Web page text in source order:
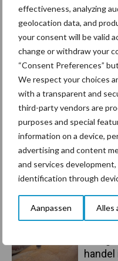
effectiveness, analyzing
geolocation data, and
your consent will be valid
change or withdraw your
“Consent Preferences”
We respect your choices
with a transparent and
third-party vendors are
purposes and special
information on a device,
advertising and content
and services
identification through
Aanpassen Alles
Primaire
Sidebar
Recent nieuws
handel
Bedrijfsnieuws